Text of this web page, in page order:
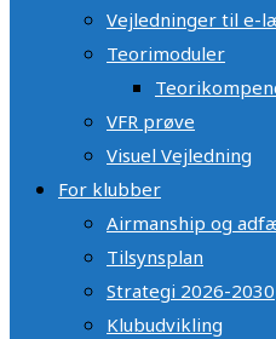
Vejledninger til e-
Teorimoduler
VFR prøve
Visuel Vejledning
For klubber
Airmanship og
Tilsynsplan
Strategi 2026-2030
Klubudvikling